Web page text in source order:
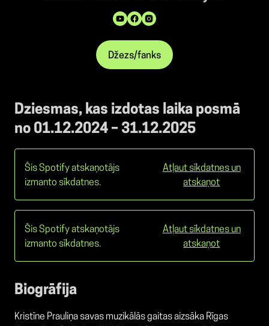
Džezs/fanks
Dziesmas, kas izdotas laika posmā
no 01.12.2024 – 31.12.2025
Šis Spotify atskaņotājs
izmanto sīkdatnes.
Atļaut sīkdatnes un
atskaņot
Šis Spotify atskaņotājs
izmanto sīkdatnes.
Atļaut sīkdatnes un
atskaņot
Biogrāfija
Kristīne Prauliņa savas muzikālās gaitas aizsāka Rīgas